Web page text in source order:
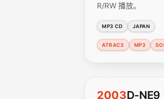
R/RW 播放。
MP3 CD JAPAN
ATRAC3 MP3
2003D-NE9